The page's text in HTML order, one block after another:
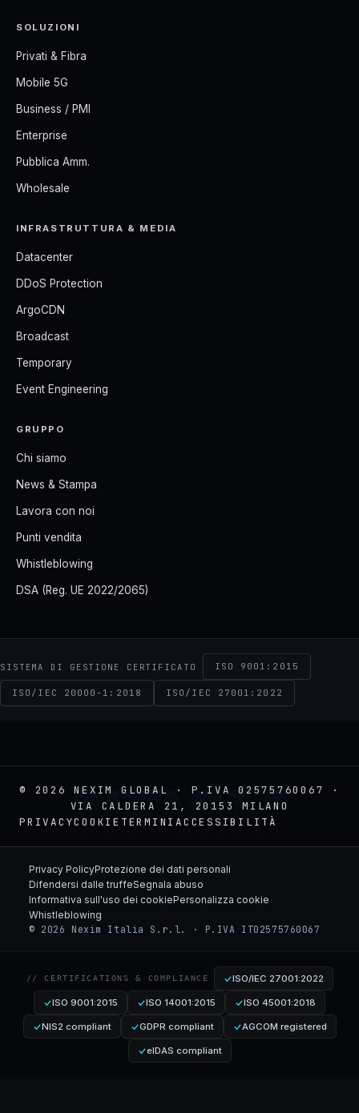
SOLUZIONI
Privati & Fibra
Mobile 5G
Business / PMI
Enterprise
Pubblica Amm.
Wholesale
INFRASTRUTTURA & MEDIA
Datacenter
DDoS Protection
ArgoCDN
Broadcast
Temporary
Event Engineering
GRUPPO
Chi siamo
News & Stampa
Lavora con noi
Punti vendita
Whistleblowing
DSA (Reg. UE 2022/2065)
SISTEMA DI GESTIONE CERTIFICATO ISO 9001:2015
ISO/IEC 20000-1:2018 ISO/IEC 27001:2022
© 2026 NEXIM GLOBAL · P.IVA 02575760067 ·
VIA CALDERA 21, 20153 MILANO
PRIVACYCOOKIE TERMINI ACCESSIBILITÀ
NEXIM
Privacy PolicyProtezione dei dati personali
Difendersi dalle truffeSegnala abuso
Informativa sull'uso dei cookiePersonalizza cookie
Whistleblowing
© 2026 Nexim Italia S.r.l. · P.IVA IT02575760067
// CERTIFICATIONS & COMPLIANCE ISO/IEC 27001:2022
ISO 9001:2015 ISO 14001:2015 ISO 45001:2018
NIS2 compliant GDPR compliant AGCOM registered
eIDAS compliant